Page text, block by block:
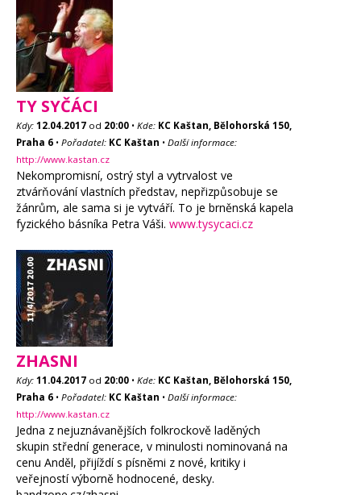
TY SYČÁCI
Kdy: 12.04.2017 od 20:00 • Kde: KC Kaštan, Bělohorská 150,
Praha 6 • Pořadatel: KC Kaštan • Další informace:
http://www.kastan.cz
Nekompromisní, ostrý styl a vytrvalost ve
ztvárňování vlastních představ, nepřizpůsobuje se
žánrům, ale sama si je vytváří. To je brněnská kapela
fyzického básníka Petra Váši. www.tysycaci.cz
ZHASNI
Kdy: 11.04.2017 od 20:00 • Kde: KC Kaštan, Bělohorská 150,
Praha 6 • Pořadatel: KC Kaštan • Další informace:
http://www.kastan.cz
Jedna z nejuznávanějších folkrockově laděných
skupin střední generace, v minulosti nominovaná na
cenu Anděl, přijíždí s písněmi z nové, kritiky i
veřejností výborně hodnocené, desky.